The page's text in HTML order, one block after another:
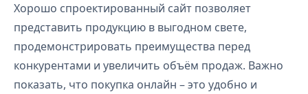
Хорошо спроектированный сайт позволяет
представить продукцию в выгодном свете,
продемонстрировать преимущества перед
конкурентами и увеличить объём продаж. Важно
показать, что покупка онлайн – это удобно и